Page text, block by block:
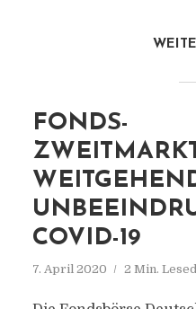
FONDS-
COVID-19
7. April 2020 2 Min.